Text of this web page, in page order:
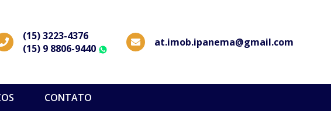
(15) 3223-4376
(15) 9 8806-9440
WhatsApp
at.imob.ipanema@gmail.com
CONTATO